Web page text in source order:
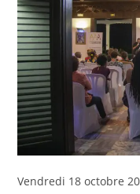
Vendredi 18 octobre